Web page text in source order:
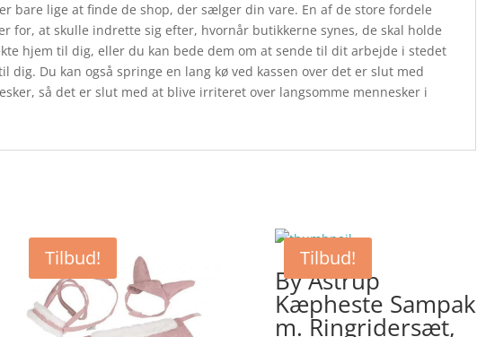
bare lige at finde de shop, der sælger din vare. En af de store fordele
for, at skulle indrette sig efter, hvornår butikkerne synes, de skal holde
hjem til dig, eller du kan bede dem om at sende til dit arbejde i stedet
dig. Du kan også springe en lang kø ved kassen over det er slut med
så det er slut med at blive irriteret over langsomme mennesker i
Tilbud! Tilbud!
By Astrup
Kæpheste Sampak
m. Ringridersæt,